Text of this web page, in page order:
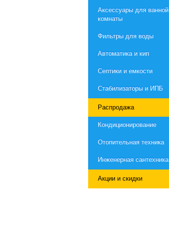
Aксессуары для ванной
комнаты
Фильтры для воды
Автоматика и кип
Септики и емкости
Стабилизаторы и ИПБ
Распродажа
Кондиционирование
Отопительная техника
Инженерная сантехника
Акции и скидки